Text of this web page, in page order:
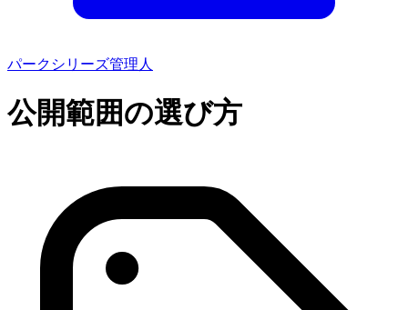
パークシリーズ管理人
公開範囲の選び方